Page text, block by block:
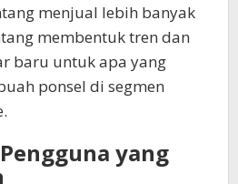
menjual lebih banyak
membentuk tren dan
baru untuk apa yang
ponsel di segmen
yang